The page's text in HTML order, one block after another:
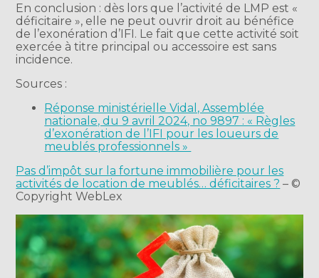
En conclusion : dès lors que l’activité de LMP est «
déficitaire », elle ne peut ouvrir droit au bénéfice
de l’exonération d’IFI. Le fait que cette activité soit
exercée à titre principal ou accessoire est sans
incidence.
Sources :
Réponse ministérielle Vidal, Assemblée
nationale, du 9 avril 2024, no 9897 : « Règles
d’exonération de l’IFI pour les loueurs de
meublés professionnels »
Pas d’impôt sur la fortune immobilière pour les
activités de location de meublés… déficitaires ? – ©
Copyright WebLex